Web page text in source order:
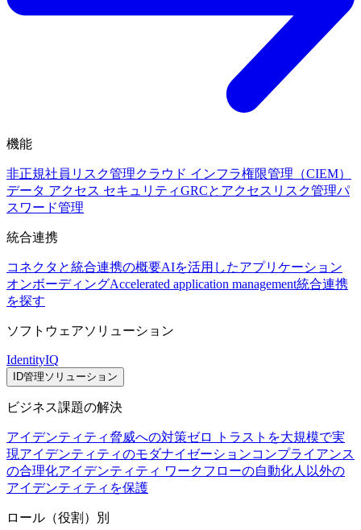
機能
非正規社員リスク管理クラウド インフラ権限管理（CIEM）
データ アクセス セキュリティGRCとアクセスリスク管理パ
スワード管理
統合連携
コネクタと統合連携の概要AIを活用したアプリケーション
オンボーディングAccelerated application management統合連携
を探す
ソフトウェアソリューション
IdentityIQ
ID管理ソリューション
ビジネス課題の解決
アイデンティティ脅威への対策ゼロ トラストを大規模で実
現アイデンティティのモダナイゼーションコンプライアンス
の合理化アイデンティティ ワークフローの自動化人以外の
アイデンティティを保護
ロール（役割）別